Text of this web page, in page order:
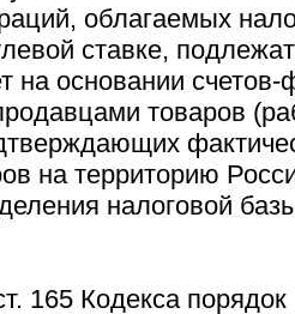
облагаемых
ставке,
на основании счетов-
товаров
на территорию
налоговой
165 Кодекса